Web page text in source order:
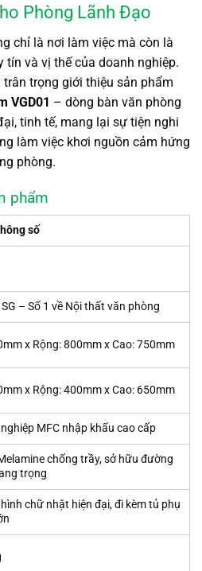
Phòng Lãnh Đạo
chỉ là nơi làm việc mà còn là
tín và vị thế của doanh nghiệp.
trân trọng giới thiệu sản phẩm
VGD01 – dòng bàn văn phòng
tinh tế, mang lại sự tiện nghi
làm việc khơi nguồn cảm hứng
phòng.
phẩm
số
– Số 1 về Nội thất văn phòng
x Rộng: 800mm x Cao: 750mm
x Rộng: 400mm x Cao: 650mm
MFC nhập khẩu cao cấp
chống trầy, sở hữu đường
trọng
chữ nhật hiện đại, đi kèm tủ phụ